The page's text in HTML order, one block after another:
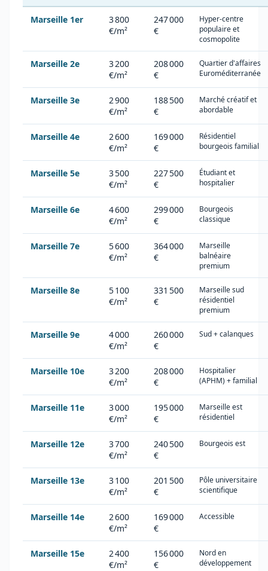
Marseille 1er
3 800
€/m²
247 000
€
Hyper-centre
populaire et
cosmopolite
Marseille 2e
3 200
€/m²
208 000
€
Quartier d'affaires
Euroméditerranée
Marseille 3e
2 900
€/m²
188 500
€
Marché créatif et
abordable
Marseille 4e
2 600
€/m²
169 000
€
Résidentiel
bourgeois familial
Marseille 5e
3 500
€/m²
227 500
€
Étudiant et
hospitalier
Marseille 6e
4 600
€/m²
299 000
€
Bourgeois
classique
Marseille 7e
5 600
€/m²
364 000
€
Marseille
balnéaire
premium
Marseille 8e
5 100
€/m²
331 500
€
Marseille sud
résidentiel
premium
Marseille 9e
4 000
€/m²
260 000
€
Sud + calanques
Marseille 10e
3 200
€/m²
208 000
€
Hospitalier
(APHM) + familial
Marseille 11e
3 000
€/m²
195 000
€
Marseille est
résidentiel
Marseille 12e
3 700
€/m²
240 500
€
Bourgeois est
Marseille 13e
3 100
€/m²
201 500
€
Pôle universitaire
scientifique
Marseille 14e
2 600
€/m²
169 000
€
Accessible
Marseille 15e
2 400
€/m²
156 000
€
Nord en
développement